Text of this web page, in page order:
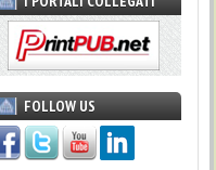
FOLLOW US